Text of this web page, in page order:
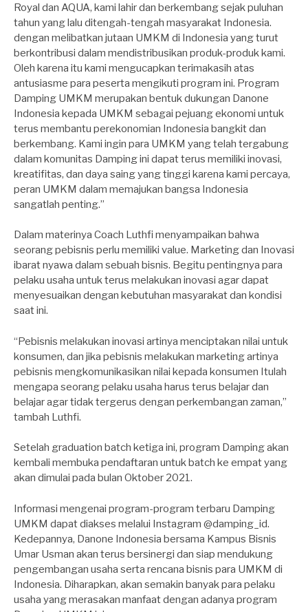
Royal dan AQUA, kami lahir dan berkembang sejak puluhan
tahun yang lalu ditengah-tengah masyarakat Indonesia.
dengan melibatkan jutaan UMKM di Indonesia yang turut
berkontribusi dalam mendistribusikan produk-produk kami.
Oleh karena itu kami mengucapkan terimakasih atas
antusiasme para peserta mengikuti program ini. Program
Damping UMKM merupakan bentuk dukungan Danone
Indonesia kepada UMKM sebagai pejuang ekonomi untuk
terus membantu perekonomian Indonesia bangkit dan
berkembang. Kami ingin para UMKM yang telah tergabung
dalam komunitas Damping ini dapat terus memiliki inovasi,
kreatifitas, dan daya saing yang tinggi karena kami percaya,
peran UMKM dalam memajukan bangsa Indonesia
sangatlah penting.”
Dalam materinya Coach Luthfi menyampaikan bahwa
seorang pebisnis perlu memiliki value. Marketing dan Inovasi
ibarat nyawa dalam sebuah bisnis. Begitu pentingnya para
pelaku usaha untuk terus melakukan inovasi agar dapat
menyesuaikan dengan kebutuhan masyarakat dan kondisi
saat ini.
“Pebisnis melakukan inovasi artinya menciptakan nilai untuk
konsumen, dan jika pebisnis melakukan marketing artinya
pebisnis mengkomunikasikan nilai kepada konsumen Itulah
mengapa seorang pelaku usaha harus terus belajar dan
belajar agar tidak tergerus dengan perkembangan zaman,”
tambah Luthfi.
Setelah graduation batch ketiga ini, program Damping akan
kembali membuka pendaftaran untuk batch ke empat yang
akan dimulai pada bulan Oktober 2021.
Informasi mengenai program-program terbaru Damping
UMKM dapat diakses melalui Instagram @damping_id.
Kedepannya, Danone Indonesia bersama Kampus Bisnis
Umar Usman akan terus bersinergi dan siap mendukung
pengembangan usaha serta rencana bisnis para UMKM di
Indonesia. Diharapkan, akan semakin banyak para pelaku
usaha yang merasakan manfaat dengan adanya program